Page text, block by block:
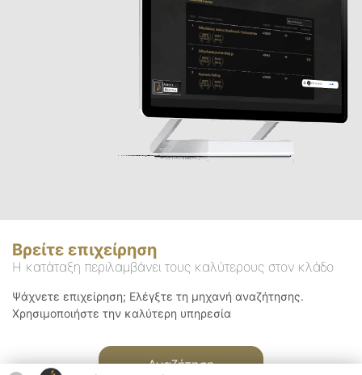
Βρείτε επιχείρηση
Η κατάταξη περιλαμβάνει τους καλύτερους στον κλάδο
Ψάχνετε επιχείρηση; Ελέγξτε τη μηχανή αναζήτησης.
Χρησιμοποιήστε την καλύτερη υπηρεσία
Αναζήτηση